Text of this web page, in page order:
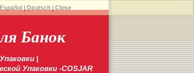
Банок
|
Упаковки -COSJAR
Español Deutsch| Close